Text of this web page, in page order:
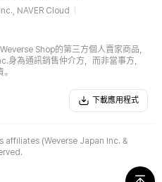
NAVER Cloud
Shop的第三方個人賣家商品，
身為通訊銷售仲介方，而非當事方，
下載應用程式
affiliates (Weverse Japan Inc. &